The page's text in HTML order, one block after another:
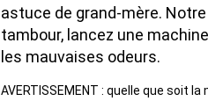
astuce de grand-mère.
tambour, lancez une
les mauvaises odeurs.
AVERTISSEMENT : quelle que soit